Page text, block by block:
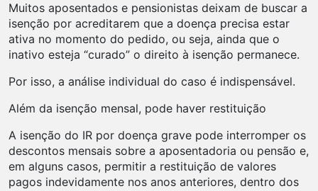
Muitos aposentados e pensionistas deixam de buscar a
isenção por acreditarem que a doença precisa estar
ativa no momento do pedido, ou seja, ainda que o
inativo esteja “curado” o direito à isenção permanece.
Por isso, a análise individual do caso é indispensável.
Além da isenção mensal, pode haver restituição
A isenção do IR por doença grave pode interromper os
descontos mensais sobre a aposentadoria ou pensão e,
em alguns casos, permitir a restituição de valores
pagos indevidamente nos anos anteriores, dentro dos